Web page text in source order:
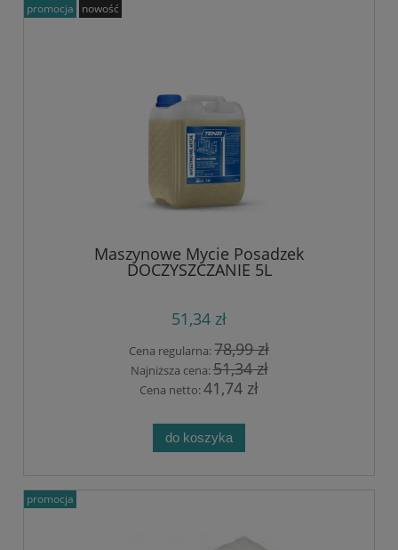
Maszynowe Mycie Posadzek
DOCZYSZCZANIE 5L
51,34 zł
Cena regularna:78,99 zł
Najniższa cena:51,34 zł
Cena netto:41,74 zł
do koszyka
promocja nowość
promocja